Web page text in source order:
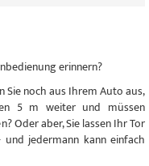
erinnern?
Sie noch aus Ihrem Auto aus,
5 m weiter und müssen
Oder aber, Sie lassen Ihr Tor
jedermann kann einfach